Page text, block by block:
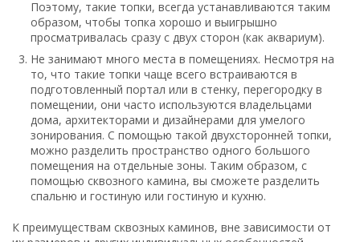
Поэтому, такие топки, всегда устанавливаются таким
образом, чтобы топка хорошо и выигрышно
просматривалась сразу с двух сторон (как аквариум).
Не занимают много места в помещениях. Несмотря на
то, что такие топки чаще всего встраиваются в
подготовленный портал или в стенку, перегородку в
помещении, они часто используются владельцами
дома, архитекторами и дизайнерами для умелого
зонирования. С помощью такой двухсторонней топки,
можно разделить пространство одного большого
помещения на отдельные зоны. Таким образом, с
помощью сквозного камина, вы сможете разделить
спальню и гостиную или гостиную и кухню.
К преимуществам сквозных каминов, вне зависимости от